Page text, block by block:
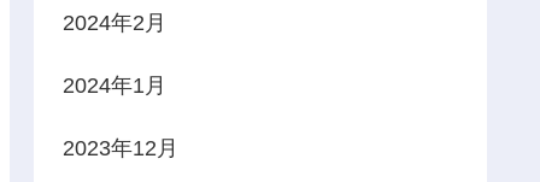
2024年2月
2024年1月
2023年12月